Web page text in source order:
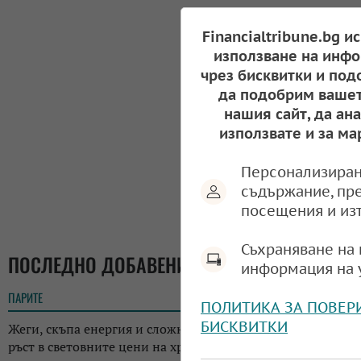
ПОСЛЕДНО ДОБАВЕНИ
ПАРИТЕ
Жеги, скъпа енергия и сложна геополитика: ФАО отчете
ръст в световните цени на храните
Financialtribune.bg
използване на
чрез бисквитки и
да подобрим
нашия сайт, да
използвате и за
съдържание,
посещения и
Съхраняване
информация на
ПОЛИТИКА ЗА
БИСКВИТКИ